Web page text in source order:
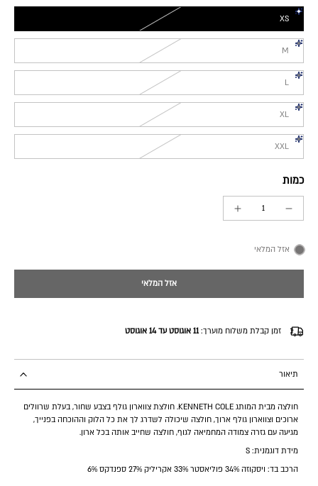
XS
M
L
XL
XXL
כמות
אזל המלאי
אזל המלאי
זמן קבלת משלוח מוערך:11 אוגוסט עד 14 אוגוסט
תיאור
חולצה מבית המותג KENNETH COLE. חולצת צווארון גולף בצבע שחור, בעלת שרוולים
ארוכים וצווארון גולף ארוך, חולצה שיכולה לשדרג לך את כל הלוק וההוכחה בפנייך,
מגיעה עם גזרה צמודה המחמיאה לגוף, חולצה שחייב אותה בכל ארון.
מידת דוגמנית: S
הרכב בד: ויסקוזה 34% פוליאסטר 33% אקריליק 27% ספנדקס 6%